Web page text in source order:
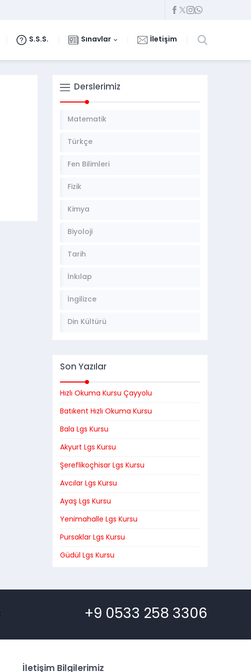
S.S.S. Sınavlar İletişim
Derslerimiz
Matematik
Türkçe
Fen Bilimleri
Fizik
Kimya
Biyoloji
Tarih
İnkılap
İngilizce
Din Kültürü
Son Yazılar
Hızlı Okuma Kursu Çayyolu
Batıkent Hızlı Okuma Kursu
Bala Lgs Kursu
Akyurt Lgs Kursu
Şereflikoçhisar Lgs Kursu
Avcılar Lgs Kursu
Ayaş Lgs Kursu
Yenimahalle Lgs Kursu
Pursaklar Lgs Kursu
Güdül Lgs Kursu
+9 0533 258 3306
İletişim Bilgilerimiz